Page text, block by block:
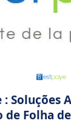
: Soluções
de Folha